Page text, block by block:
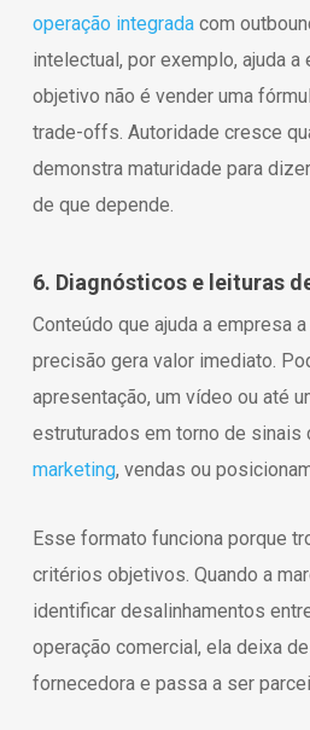
operação integradacom
intelectual, por exemplo, ajuda a
objetivo não é vender uma
trade-offs. Autoridade cresce
demonstra maturidade para
de que depende.
6. Diagnósticos e leituras
Conteúdo que ajuda a empresa
precisão gera valor imediato.
apresentação, um vídeo ou até
estruturados em torno de sinais
marketing, vendas ou
Esse formato funciona porque
critérios objetivos. Quando a
identificar desalinhamentos
operação comercial, ela deixa
fornecedora e passa a ser